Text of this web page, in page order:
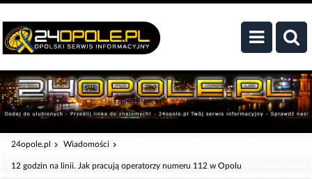
24opole.pl Wiadomości
12 godzin na linii. Jak pracują operatorzy numeru 112 w Opolu